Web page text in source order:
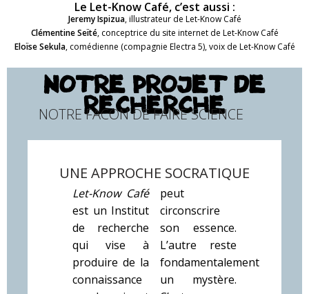
Le Let-Know Café, c’est aussi :
Jeremy Ispizua, illustrateur de Let-Know Café
Clémentine Seïté, conceptrice du site internet de Let-Know Café
Eloïse Sekula, comédienne (compagnie Electra 5), voix de Let-Know Café
NOTRE PROJET DE
RECHERCHE
NOTRE FAÇON DE FAIRE SCIENCE
UNE APPROCHE SOCRATIQUE
Let-Know Café
est un Institut
de recherche
qui vise à
produire de la
connaissance
peut
circonscrire
son essence.
L’autre reste
fondamentalement
un mystère.